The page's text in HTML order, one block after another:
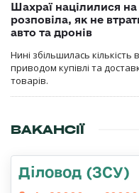
Шахраї націлилися
розповіла, як не
авто та дронів
Нині збільшилась
приводом купівлі та
товарів.
ВАКАНСІЇ
Діловод (ЗСУ)